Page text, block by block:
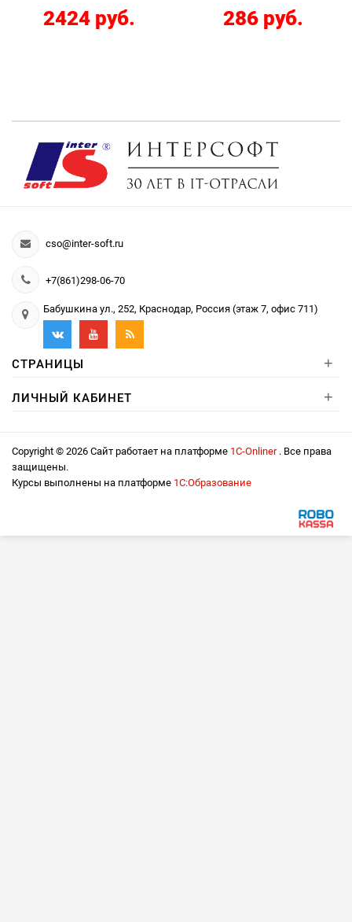
2424 руб. 286 руб.
cso@inter-soft.ru
+7(861)298-06-70
Бабушкина ул., 252, Краснодар, Россия (этаж 7, офис 711)
СТРАНИЦЫ +
ЛИЧНЫЙ КАБИНЕТ +
Copyright © 2026 Сайт работает на платформе 1С-Onliner . Все права
защищены.
Курсы выполнены на платформе 1С:Образование